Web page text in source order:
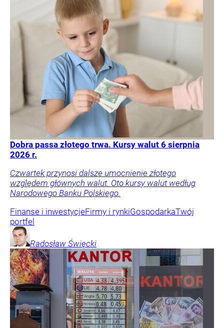
Dobra passa złotego trwa. Kursy walut 6 sierpnia
2026 r.
Czwartek przynosi dalsze umocnienie złotego
względem głównych walut. Oto kursy walut według
Narodowego Banku Polskiego.
Finanse i inwestycjeFirmy i rynkiGospodarkaTwój
portfel
Radosław Święcki